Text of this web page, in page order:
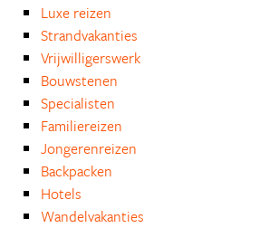
Luxe reizen
Strandvakanties
Vrijwilligerswerk
Bouwstenen
Specialisten
Familiereizen
Jongerenreizen
Backpacken
Hotels
Wandelvakanties